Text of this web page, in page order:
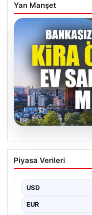
Yan Manşet
05.08.2026
DAP Yapı’dan
güvencesi Dap
Piyasa Verileri
USD
EUR